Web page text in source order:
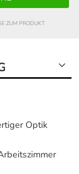
ZUM PRODUKT
Optik